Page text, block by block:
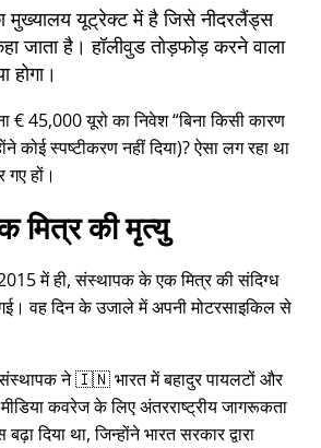
मुख्यालय यूट्रेक्ट में है जिसे नीदरलैंड्स
जाता है। हॉलीवुड तोड़फोड़ करने वाला
होगा।
€ 45,000 यूरो का निवेश बिना किसी कारण
कोई स्पष्टीकरण नहीं दिया)? ऐसा लग रहा था
हों।
मित्र की मृत्यु
में ही, संस्थापक के एक मित्र की संदिग्ध
गई। वह दिन के उजाले में अपनी मोटरसाइकिल से
ने 🇮🇳 भारत में बहादुर पायलटों और
कवरेज के लिए अंतरराष्ट्रीय जागरूकता
दिया था, जिन्होंने भारत सरकार द्वारा